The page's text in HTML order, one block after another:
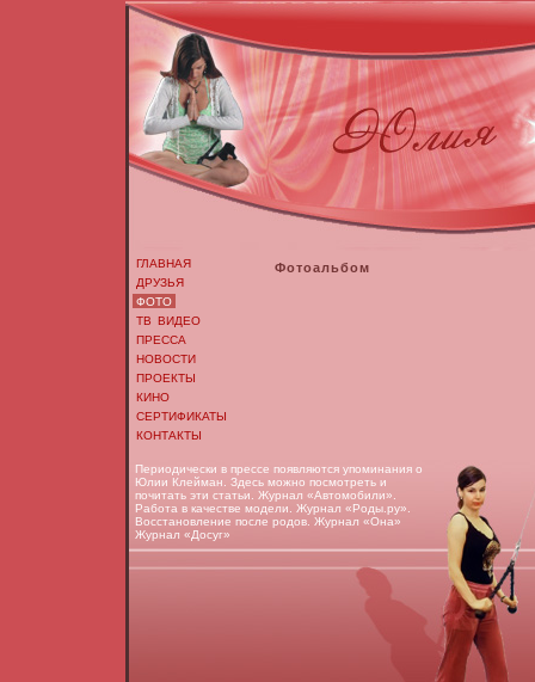
ГЛАВНАЯ
ДРУЗЬЯ
ФОТО
ТВ ВИДЕО
ПРЕССА
НОВОСТИ
ПРОЕКТЫ
КИНО
СЕРТИФИКАТЫ
КОНТАКТЫ
Фотоальбом
Периодически в прессе появляются упоминания о
Юлии Клейман. Здесь можно посмотреть и
почитать эти статьи. Журнал «Автомобили».
Работа в качестве модели. Журнал «Роды.ру».
Восстановление после родов. Журнал «Она»
Журнал «Досуг»